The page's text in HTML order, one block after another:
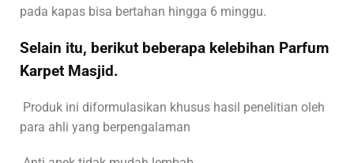
pada kapas bisa bertahan hingga 6 minggu.
Selain itu, berikut beberapa kelebihan Parfum
Karpet Masjid.
Produk ini diformulasikan khusus hasil penelitian oleh
para ahli yang berpengalaman